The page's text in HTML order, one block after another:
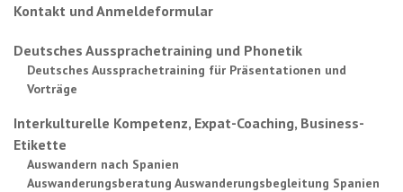
Kontakt und Anmeldeformular
Deutsches Aussprachetraining und Phonetik
Deutsches Aussprachetraining für Präsentationen und
Vorträge
Interkulturelle Kompetenz, Expat-Coaching, Business-
Etikette
Auswandern nach Spanien
Auswanderungsberatung Auswanderungsbegleitung Spanien